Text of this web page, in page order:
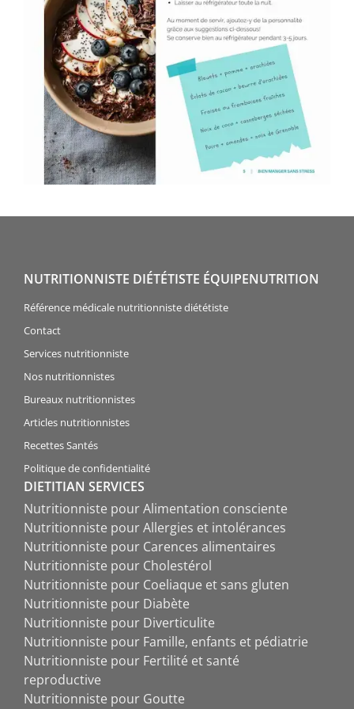
NUTRITIONNISTE DIÉTÉTISTE ÉQUIPENUTRITION
Référence médicale nutritionniste diététiste
Contact
Services nutritionniste
Nos nutritionnistes
Bureaux nutritionnistes
Articles nutritionnistes
Recettes Santés
Politique de confidentialité
DIETITIAN SERVICES
Nutritionniste pour Alimentation consciente
Nutritionniste pour Allergies et intolérances
Nutritionniste pour Carences alimentaires
Nutritionniste pour Cholestérol
Nutritionniste pour Coeliaque et sans gluten
Nutritionniste pour Diabète
Nutritionniste pour Diverticulite
Nutritionniste pour Famille, enfants et pédiatrie
Nutritionniste pour Fertilité et santé
reproductive
Nutritionniste pour Goutte